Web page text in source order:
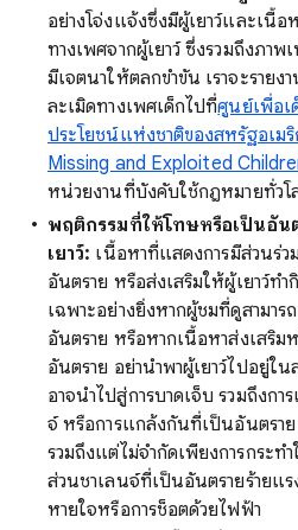
อย่างโจ่งแจ้งซึ่งมีผู้เยาว์และเนื้
ทางเพศจากผู้เยาว์ ซึ่งรวมถึงภาพ
มีเจตนาให้ตลกขำขัน เราจะรายง
ละเมิดทางเพศเด็กไปที่ศูนย์เพื่อเ
ประโยชน์แห่งชาติของสหรัฐอเ
Missing and Exploited
หน่วยงานที่บังคับใช้กฎหมายทั่วโ
พฤติกรรมที่ให้โทษหรือเป็นอัน
เยาว์: เนื้อหาที่แสดงการมีส่วนร่ว
อันตราย หรือส่งเสริมให้ผู้เยาว์ท
เฉพาะอย่างยิ่งหากผู้ชมที่ดูสามา
อันตราย หรือหากเนื้อหาส่งเสริม
อันตราย อย่านำพาผู้เยาว์ไปอยู่ใ
อาจนำไปสู่การบาดเจ็บ รวมถึงกา
จ์ หรือการแกล้งกันที่เป็นอันตราย
รวมถึงแต่ไม่จำกัดเพียงการกระท
ส่วนชาเลนจ์ที่เป็นอันตรายร้ายแร
หายใจหรือการช็อตด้วยไฟฟ้า